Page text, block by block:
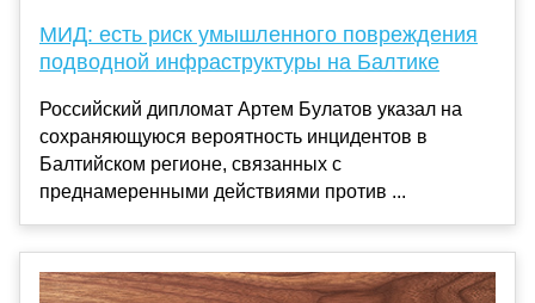
МИД: есть риск умышленного повреждения
подводной инфраструктуры на Балтике
Российский дипломат Артем Булатов указал на
сохраняющуюся вероятность инцидентов в
Балтийском регионе, связанных с
преднамеренными действиями против ...